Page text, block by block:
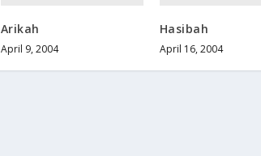
Arikah
April 9, 2004
Hasibah
April 16, 2004